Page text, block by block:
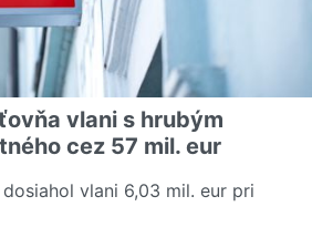
vlani s hrubým
cez 57 mil. eur
vlani 6,03 mil. eur pri